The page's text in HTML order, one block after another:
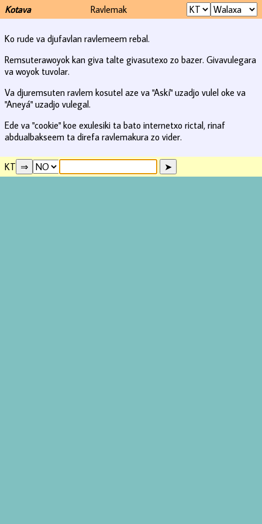
Kotava Ravlemak
Ko rude va djufavlan ravlemeem rebal.
Remsuterawoyok kan giva talte givasutexo zo bazer. Givavulegara
va woyok tuvolar.
Va djuremsuten ravlem kosutel aze va "Askí" uzadjo vulel oke va
"Aneyá" uzadjo vulegal.
Ede va "cookie" koe exulesiki ta bato internetxo rictal, rinaf
abdualbakseem ta direfa ravlemakura zo vider.
KT